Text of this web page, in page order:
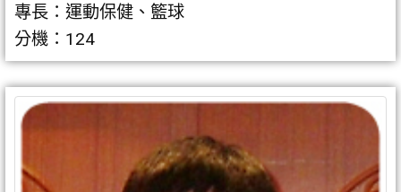
專長：運動保健、籃球
分機：124